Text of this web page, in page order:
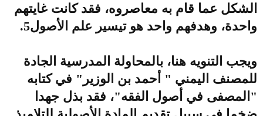
الشكل عما قام به معاصروه، فقد كانت غايتهم
واحدة، وهدفهم واحد هو تيسير علم الأصول5.
ويجب التنويه هنا، بالمحاولة المدرسية الجادة
للمصنف اليمني " أحمد بن الوزير" في كتابه
"المصفى في أصول الفقه"، فقد بذل جهدا